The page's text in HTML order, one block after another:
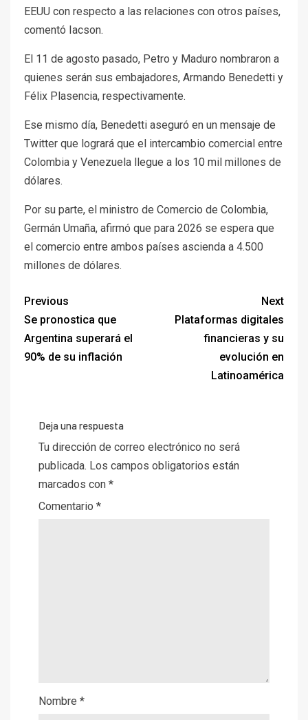
EEUU con respecto a las relaciones con otros países,
comentó Iacson.
El 11 de agosto pasado, Petro y Maduro nombraron a
quienes serán sus embajadores, Armando Benedetti y
Félix Plasencia, respectivamente.
Ese mismo día, Benedetti aseguró en un mensaje de
Twitter que logrará que el intercambio comercial entre
Colombia y Venezuela llegue a los 10 mil millones de
dólares.
Por su parte, el ministro de Comercio de Colombia,
Germán Umaña, afirmó que para 2026 se espera que
el comercio entre ambos países ascienda a 4.500
millones de dólares.
Previous
Se pronostica que
Argentina superará el
90% de su inflación
Next
Plataformas digitales
financieras y su
evolución en
Latinoamérica
Deja una respuesta
Tu dirección de correo electrónico no será
publicada. Los campos obligatorios están
marcados con *
Comentario *
Nombre *